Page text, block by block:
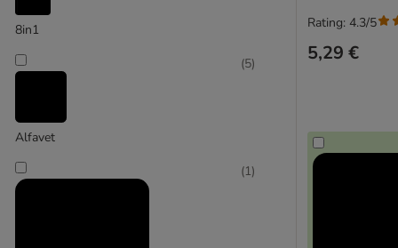
8in1
Alfavet
(5)
(1)
5,29 €
Rating: 4.3/5